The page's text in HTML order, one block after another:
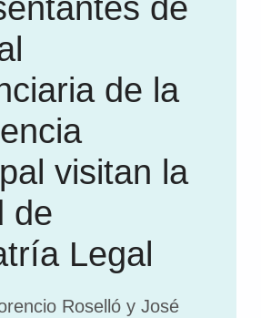
de
de la
visitan la
de
Legal
Roselló y José